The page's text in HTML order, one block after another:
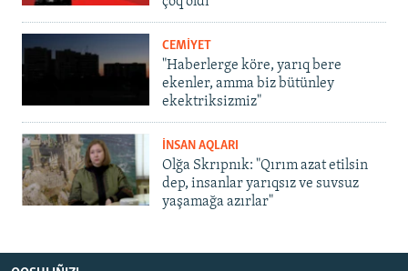
CEMİYET
"Haberlerge köre, yarıq bere
ekenler, amma biz bütünley
ekektriksizmiz"
İNSAN AQLARI
Olğa Skrıpnık: "Qırım azat etilsin
dep, insanlar yarıqsız ve suvsuz
yaşamağa azırlar"